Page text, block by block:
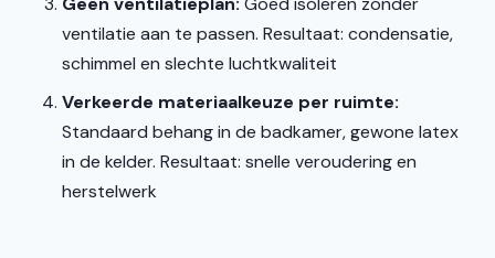
ventilatie aan te passen. Resultaat: condensatie,
schimmel en slechte luchtkwaliteit
Verkeerde materiaalkeuze per ruimte:
Standaard behang in de badkamer, gewone latex
in de kelder. Resultaat: snelle veroudering en
herstelwerk